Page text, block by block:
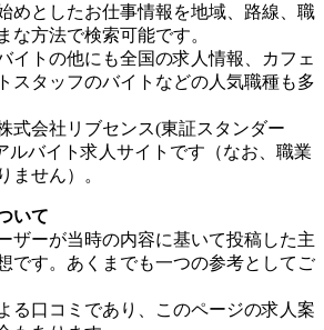
めとしたお仕事情報を地域、路線、職
な方法で検索可能です。
イトの他にも全国の求人情報、カフェ
スタッフのバイトなどの人気職種も多
式会社リブセンス(東証スタンダー
ルバイト求人サイトです（なお、職業
ません）。
いて
ザーが当時の内容に基いて投稿した主
です。あくまでも一つの参考としてご
る口コミであり、このページの求人案